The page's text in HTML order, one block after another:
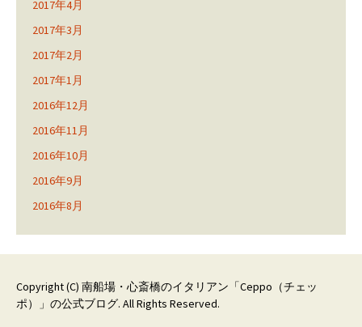
2017年4月
2017年3月
2017年2月
2017年1月
2016年12月
2016年11月
2016年10月
2016年9月
2016年8月
Copyright (C) 南船場・心斎橋のイタリアン「Ceppo（チェッ
ポ）」の公式ブログ. All Rights Reserved.